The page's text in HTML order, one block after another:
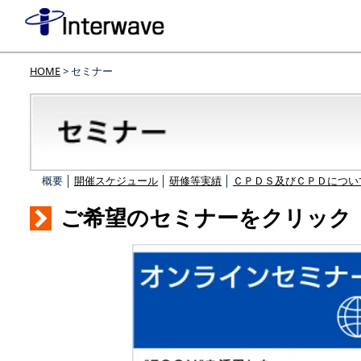
HOME> セミナー
概要 │ 開催スケジュール 研修等実績 ＣＰＤＳ及びＣＰＤにつ
ご希望のセミナーをクリック